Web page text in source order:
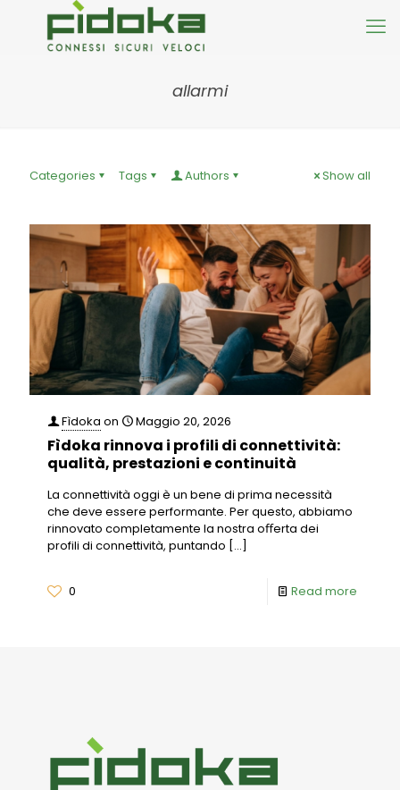
allarmi
Categories Tags Authors Show all
Fìdoka on Maggio 20, 2026
Fìdoka rinnova i profili di connettività:
qualità, prestazioni e continuità
La connettività oggi è un bene di prima necessità
che deve essere performante. Per questo, abbiamo
rinnovato completamente la nostra oﬀerta dei
profili di connettività, puntando […]
0 Read more